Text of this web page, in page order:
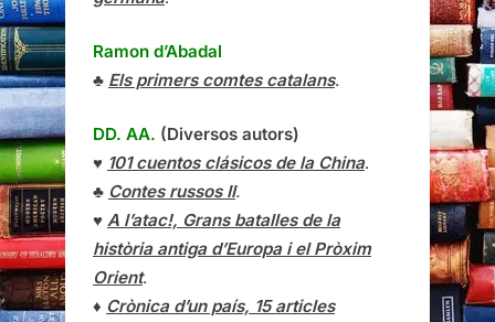
Ramon d’Abadal
♣ Els primers comtes catalans.
DD. AA. (Diversos autors)
♥ 101 cuentos clásicos de la China.
♣ Contes russos II.
♥ A l’atac!, Grans batalles de la
història antiga d’Europa i el Pròxim
Orient.
♦ Crònica d’un país, 15 articles